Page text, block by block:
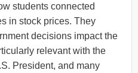
students connected
in stock prices. They
decisions impact the
relevant with the
President, and many